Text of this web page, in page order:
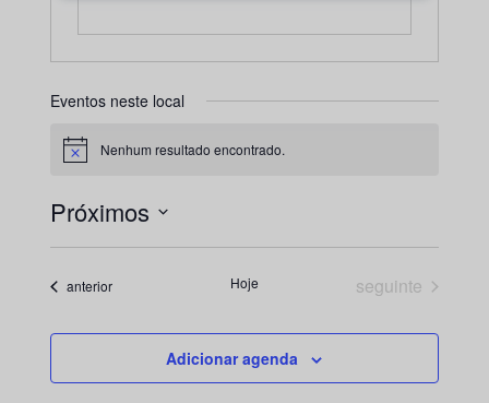
Eventos neste local
Aviso Nenhum resultado encontrado.
Próximos
Selecione
a Eventos
anterior Hoje Eventos
seguinte
Adicionar agenda